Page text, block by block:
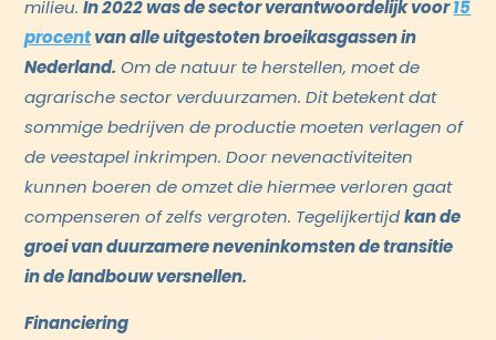
milieu.In 2022 was de sector verantwoordelijk voor15
procentvan alle uitgestoten broeikasgassen in
Nederland. Om de natuur te herstellen, moet de
agrarische sector verduurzamen. Dit betekent dat
sommige bedrijven de productie moeten verlagen of
de veestapel inkrimpen. Door nevenactiviteiten
kunnen boeren de omzet die hiermee verloren gaat
compenseren of zelfs vergroten. Tegelijkertijdkan de
groei van duurzamere neveninkomsten de transitie
in de landbouw versnellen.
Financiering